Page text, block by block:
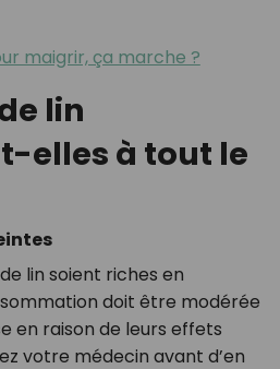
maigrir, ça marche ?
lin
elles à tout le
lin soient riches en
doit être modérée
en raison de leurs effets
votre médecin avant d’en